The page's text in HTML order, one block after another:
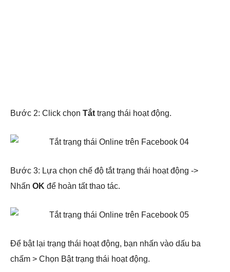
Bước 2: Click chọn Tắttrạng thái hoạt động.
Bước 3: Lựa chọn chế độ tắt trạng thái hoạt động ->
Nhấn OK để hoàn tất thao tác.
Để bật lại trạng thái hoạt động, bạn nhấn vào dấu ba
chấm > Chọn Bật trạng thái hoạt động.